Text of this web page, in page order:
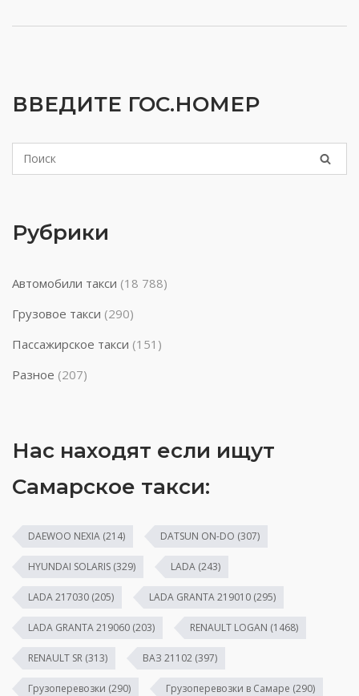
ВВЕДИТЕ ГОС.НОМЕР
Рубрики
Автомобили такси (18 788)
Грузовое такси (290)
Пассажирское такси (151)
Разное (207)
Нас находят если ищут
Самарское такси:
DAEWOO NEXIA (214) DATSUN ON-DO (307)
HYUNDAI SOLARIS (329) LADA (243)
LADA 217030 (205) LADA GRANTA 219010 (295)
LADA GRANTA 219060 (203) RENAULT LOGAN (1468)
RENAULT SR (313) ВАЗ 21102 (397)
Грузоперевозки (290) Грузоперевозки в Самаре (290)